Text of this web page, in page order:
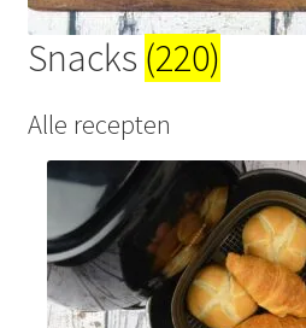
Snacks (220)
Alle recepten